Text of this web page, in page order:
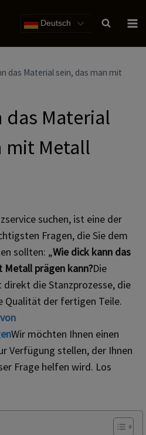
Deutsch
das Material sein, das man mit
das Material
mit Metall
suchen, ist eine der
Fragen, die Sie dem
sollten: „Wie dick kann das
prägen kann?Die
die Stanzprozesse, die
Qualität der fertigen Teile.
Wir möchten Ihnen einen
Verfügung stellen, der Ihnen
Frage helfen wird. Los